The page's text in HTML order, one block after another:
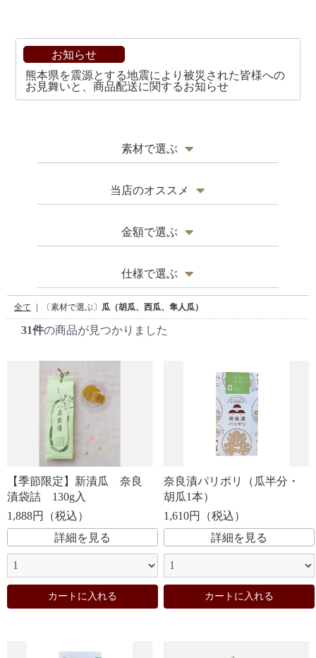
お知らせ
熊本県を震源とする地震により被災された皆様への
お見舞いと、商品配送に関するお知らせ
素材で選ぶ
ひょうたん、生姜
すもも、人参、セロリ
オリジナル商品
当店のオススメ
金額で選ぶ
1,000円〜3,000円
3,000円〜5,000円
5,000円〜10,000円
10,000円〜
仕様で選ぶ
特上樽
木蓋がついており、
すし桶として重宝します
ご体裁のよい丸型・
箱詰 木箱に入っております
袋詰 化粧袋に入っております
セット
消費税込みのお詰め合わせです
その他 お茶碗・つぼ入など
全て | 〔素材で選ぶ〕 瓜（胡瓜、西瓜、隼人瓜）
31件の商品が見つかりました
【季節限定】新漬瓜 奈良
漬袋詰 130g入
1,888円（税込）
詳細を見る
カートに入れる
奈良漬パリポリ（瓜半分・
胡瓜1本）
1,610円（税込）
詳細を見る
カートに入れる